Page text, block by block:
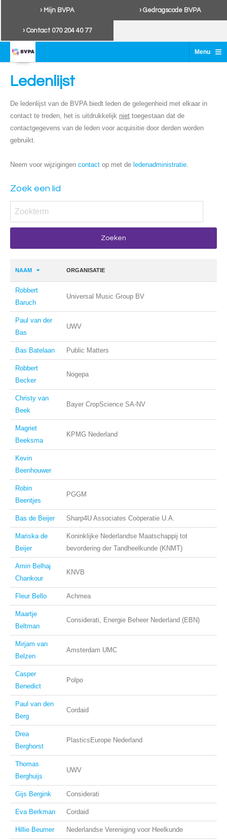
› Mijn BVPA › Gedragscode BVPA
› Contact 070 204 40 77
Menu ≡
Ledenlijst
De ledenlijst van de BVPA biedt leden de gelegenheid met elkaar in
contact te treden, het is uitdrukkelijk niet toegestaan dat de
contactgegevens van de leden voor acquisitie door derden worden
gebruikt.
Neem voor wijzigingen contact op met de ledenadministratie.
Zoek een lid
NAAM ORGANISATIE
Robbert
Baruch
Universal Music Group BV
Paul van der
Bas
UWV
Bas Batelaan Public Matters
Robbert
Becker
Nogepa
Christy van
Beek
Bayer CropScience SA-NV
Magriet
Beeksma
KPMG Nederland
Kevin
Beenhouwer
Robin
Beentjes
PGGM
Bas de Beijer Sharp4U Associates Coöperatie U.A.
Mariska de
Beijer
Koninklijke Nederlandse Maatschappij tot
bevordering der Tandheelkunde (KNMT)
Amin Belhaj
Chankour
KNVB
Fleur Bello Achmea
Maartje
Beltman
Considerati, Energie Beheer Nederland (EBN)
Mirjam van
Belzen
Amsterdam UMC
Casper
Benedict
Polpo
Paul van den
Berg
Cordaid
Drea
Berghorst
PlasticsEurope Nederland
Thomas
Berghuijs
UWV
Gijs Bergink Considerati
Eva Berkman Cordaid
Hillie Beumer Nederlandse Vereniging voor Heelkunde